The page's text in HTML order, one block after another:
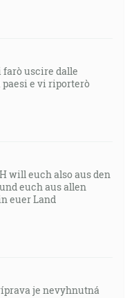
farò uscire dalle
e vi riporterò
will euch also aus den
euch aus allen
euer Land
je nevyhnutná